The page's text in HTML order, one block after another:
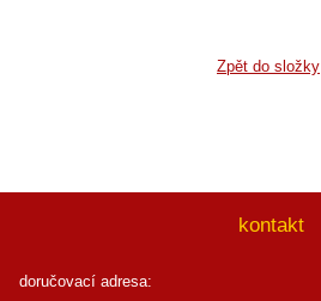
Zpět do složky
kontakt
doručovací adresa: